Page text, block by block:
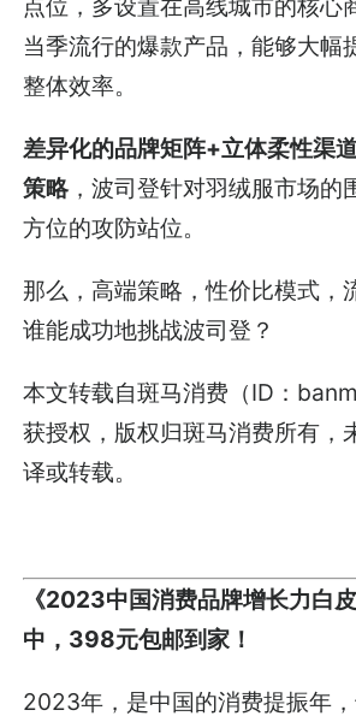
当季流行的爆款产品，能够大幅
整体效率。
差异化的品牌矩阵+立体柔性渠
策略，波司登针对羽绒服市场的
方位的攻防站位。
那么，高端策略，性价比模式，
谁能成功地挑战波司登？
本文转载自斑马消费（ID：
获授权，版权归斑马消费所有，
译或转载。
《2023中国消费品牌增长力白
中，398元包邮到家！
2023年，是中国的消费提振年